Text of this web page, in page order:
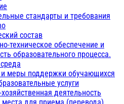
стандарты и требования
состав
техническое обеспечение и
образовательного процесса.
и меры поддержки обучающихся
услуги
деятельность